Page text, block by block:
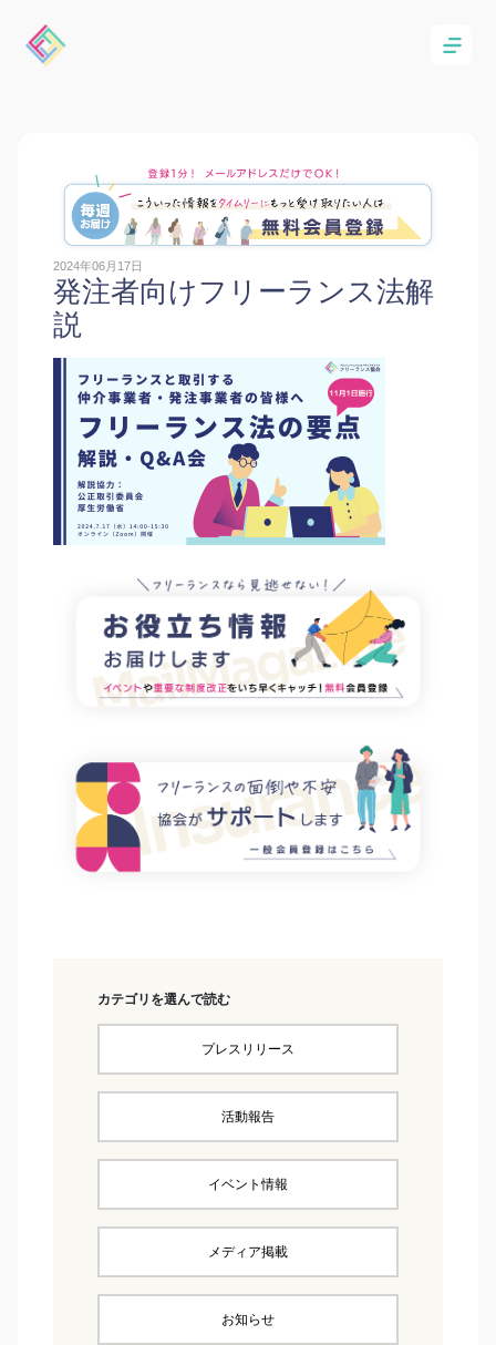
2024年06月17日
発注者向けフリーランス法解
説
カテゴリを選んで読む
プレスリリース
活動報告
イベント情報
メディア掲載
お知らせ